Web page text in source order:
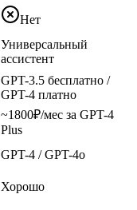
Нет
Универсальный
ассистент
GPT-3.5 бесплатно /
GPT-4 платно
~1800₽/мес за GPT-4
Plus
GPT-4 / GPT-4o
Хорошо